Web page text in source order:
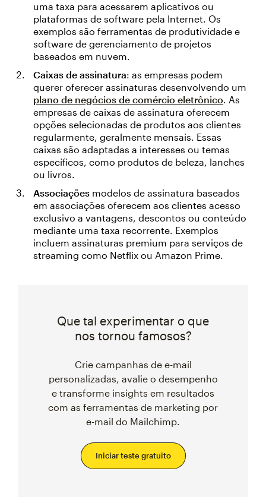
uma taxa para acessarem aplicativos ou
plataformas de software pela Internet. Os
exemplos são ferramentas de produtividade e
software de gerenciamento de projetos
baseados em nuvem.
Caixas de assinatura: as empresas podem
querer oferecer assinaturas desenvolvendo um
plano de negócios de comércio eletrônico. As
empresas de caixas de assinatura oferecem
opções selecionadas de produtos aos clientes
regularmente, geralmente mensais. Essas
caixas são adaptadas a interesses ou temas
específicos, como produtos de beleza, lanches
ou livros.
Associações modelos de assinatura baseados
em associações oferecem aos clientes acesso
exclusivo a vantagens, descontos ou conteúdo
mediante uma taxa recorrente. Exemplos
incluem assinaturas premium para serviços de
streaming como Netflix ou Amazon Prime.
Que tal experimentar o que
nos tornou famosos?
Crie campanhas de e-mail
personalizadas, avalie o desempenho
e transforme insights em resultados
com as ferramentas de marketing por
e-mail do Mailchimp.
Iniciar teste gratuito